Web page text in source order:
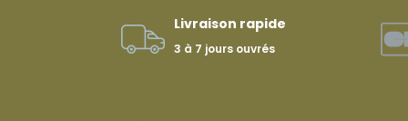
Livraison rapide
3 à 7 jours ouvrés